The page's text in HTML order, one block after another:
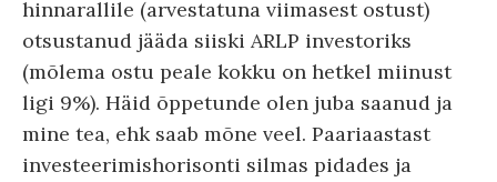
hinnarallile (arvestatuna viimasest ostust)
otsustanud jääda siiski ARLP investoriks
(mõlema ostu peale kokku on hetkel miinust
ligi 9%). Häid õppetunde olen juba saanud ja
mine tea, ehk saab mõne veel. Paariaastast
investeerimishorisonti silmas pidades ja